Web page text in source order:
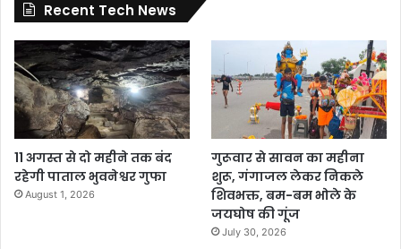
Recent Tech News
11 अगस्त से दो महीने तक बंद
रहेगी पाताल भुवनेश्वर गुफा
August 1, 2026
गुरूवार से सावन का महीना
शुरू, गंगाजल लेकर निकले
शिवभक्त, बम-बम भोले के
जयघोष की गूंज
July 30, 2026